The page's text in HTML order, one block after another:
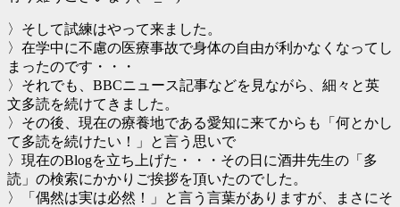
〉そして試練はやって来ました。
〉在学中に不慮の医療事故で身体の自由が利かなくなってし
まったのです・・・
〉それでも、BBCニュース記事などを見ながら、細々と英
文多読を続けてきました。
〉その後、現在の療養地である愛知に来てからも「何とかし
て多読を続けたい！」と言う思いで
〉現在のBlogを立ち上げた・・・その日に酒井先生の「多
読」の検索にかかりご挨拶を頂いたのでした。
〉「偶然は実は必然！」と言う言葉がありますが、まさにそ